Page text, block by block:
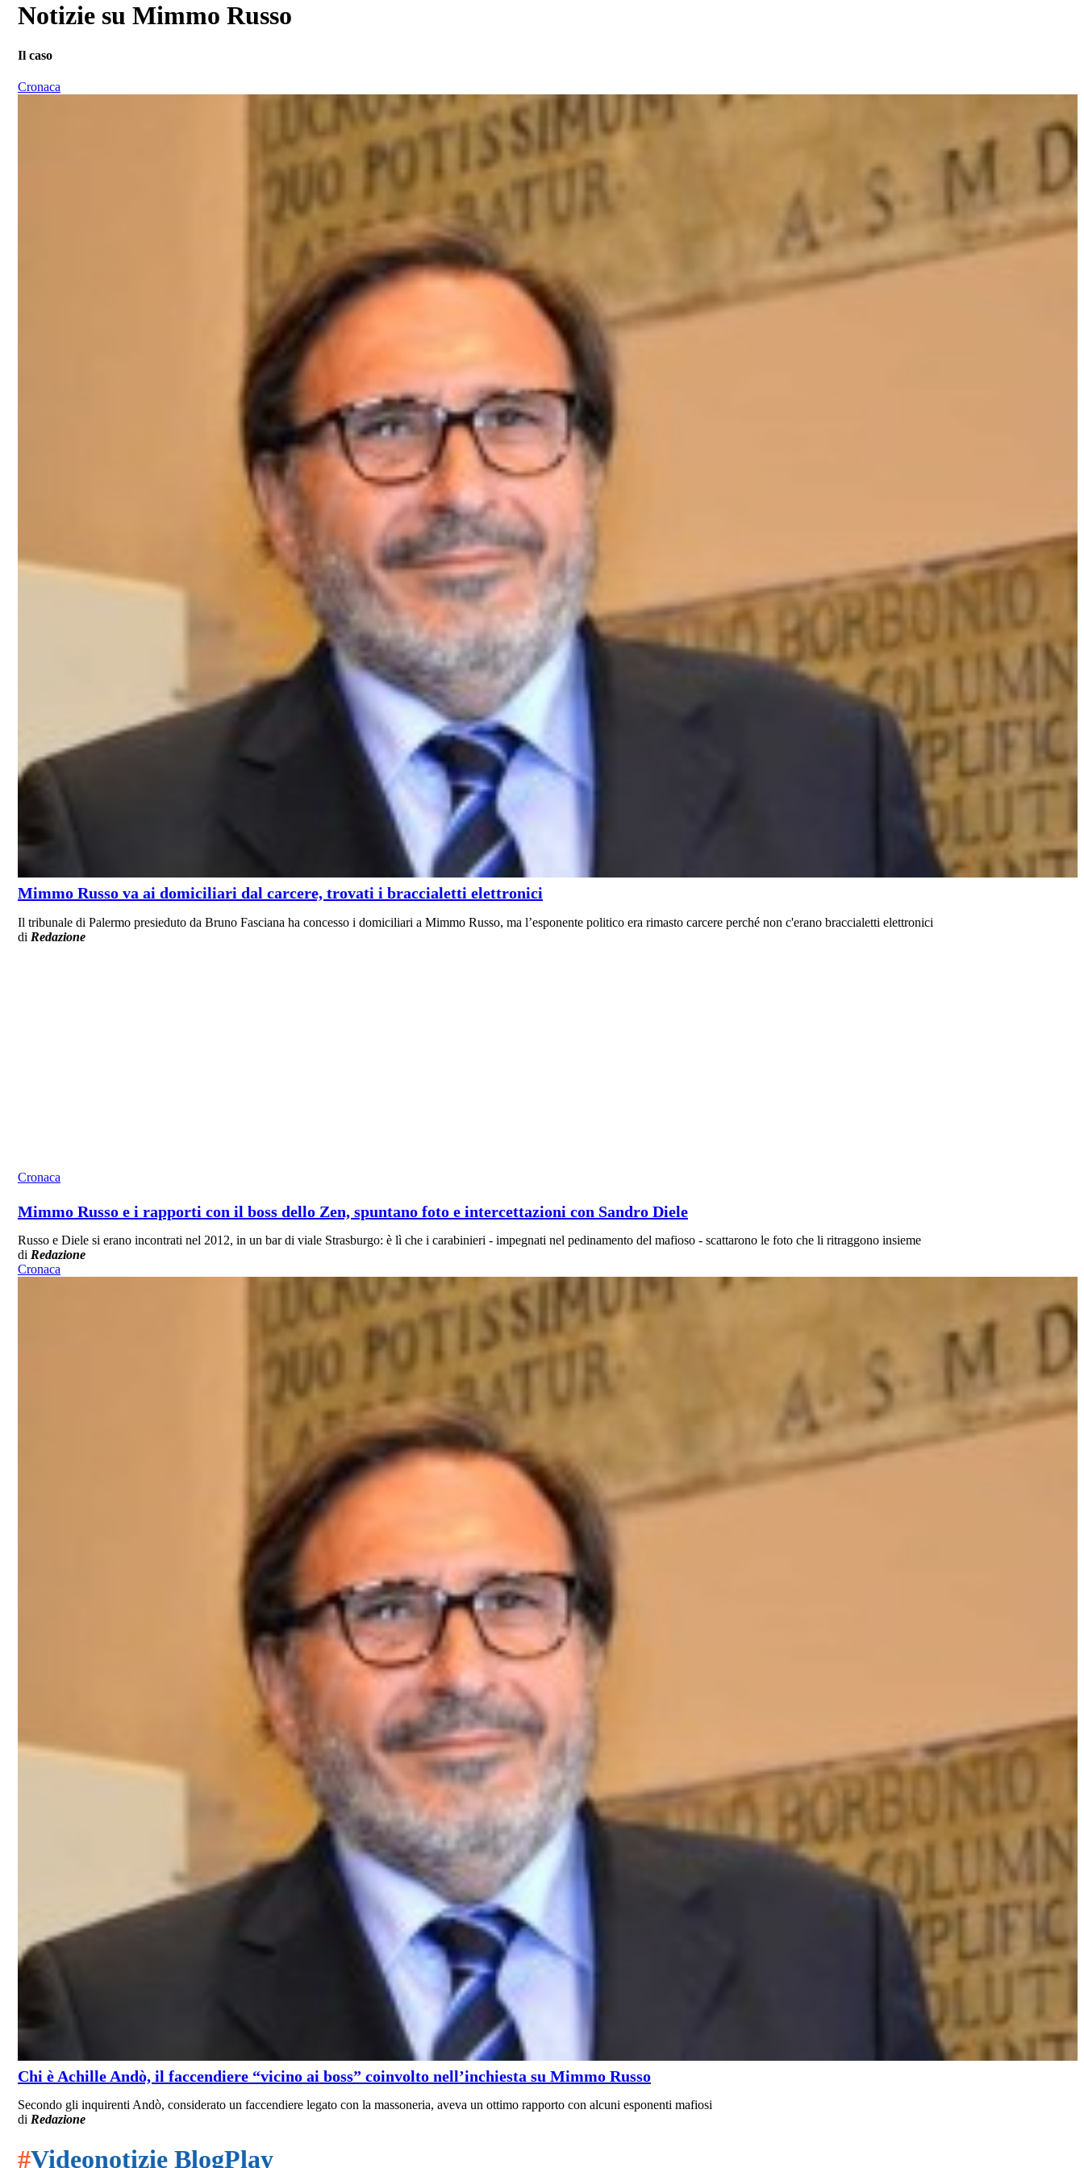
Notizie su Mimmo Russo
Il caso
Cronaca
Mimmo Russo va ai domiciliari dal carcere, trovati i braccialetti elettronici
Il tribunale di Palermo presieduto da Bruno Fasciana ha concesso i domiciliari a Mimmo Russo, ma l’esponente politico era rimasto carcere perché non c'erano braccialetti elettronici
di Redazione
Cronaca
Mimmo Russo e i rapporti con il boss dello Zen, spuntano foto e intercettazioni con Sandro Diele
Russo e Diele si erano incontrati nel 2012, in un bar di viale Strasburgo: è lì che i carabinieri - impegnati nel pedinamento del mafioso - scattarono le foto che li ritraggono insieme
di Redazione
Cronaca
Chi è Achille Andò, il faccendiere “vicino ai boss” coinvolto nell’inchiesta su Mimmo Russo
Secondo gli inquirenti Andò, considerato un faccendiere legato con la massoneria, aveva un ottimo rapporto con alcuni esponenti mafiosi
di Redazione
#Videonotizie BlogPlay